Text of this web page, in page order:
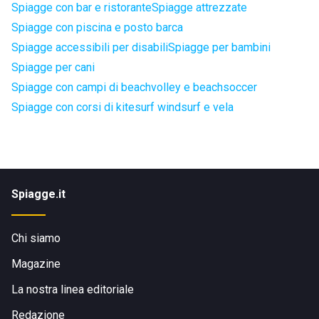
Spiagge con bar e ristoranteSpiagge attrezzate
Spiagge con piscina e posto barca
Spiagge accessibili per disabiliSpiagge per bambini
Spiagge per cani
Spiagge con campi di beachvolley e beachsoccer
Spiagge con corsi di kitesurf windsurf e vela
Spiagge.it
Chi siamo
Magazine
La nostra linea editoriale
Redazione